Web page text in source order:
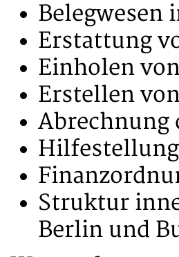
Belegwesen
Erstattung
Einholen
Erstellen
Abrechnung
Struktur
Berlin und